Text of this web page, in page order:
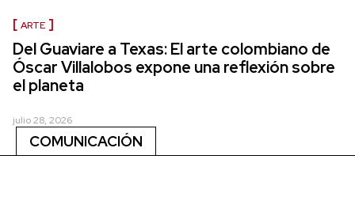
ARTE
Del Guaviare a Texas: El arte colombiano de
Óscar Villalobos expone una reflexión sobre
el planeta
julio 28, 2026
COMUNICACIÓN